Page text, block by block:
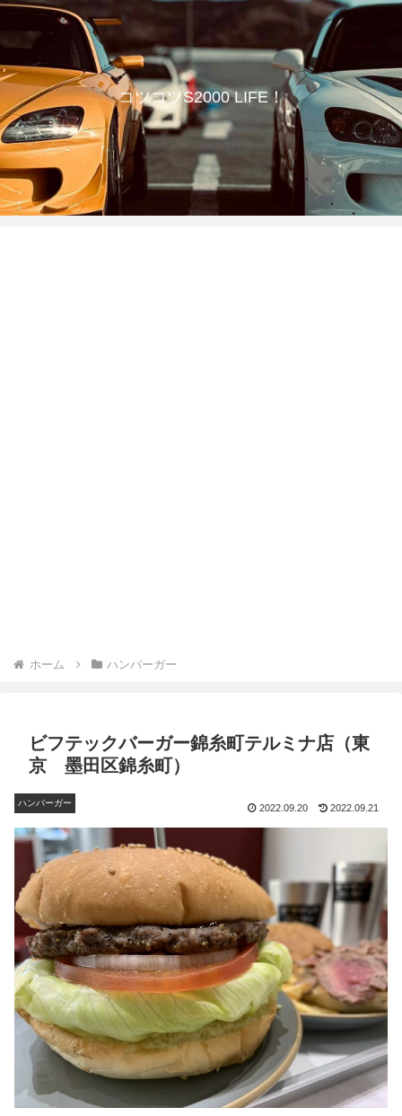
コツコツS2000 LIFE！
ホーム ハンバーガー
ビフテックバーガー錦糸町テルミナ店（東
京 墨田区錦糸町）
ハンバーガー
2022.09.20 2022.09.21